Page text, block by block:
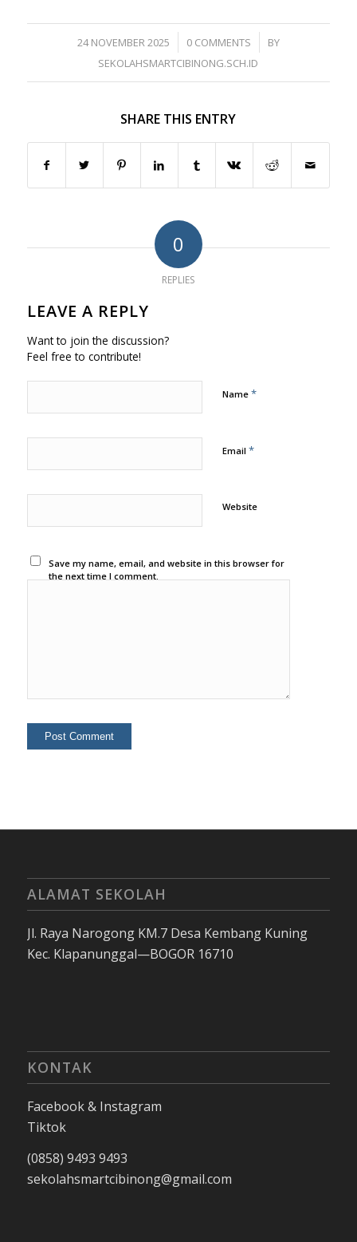
24 NOVEMBER 2025
/ 0 COMMENTS
/
BY
SEKOLAHSMARTCIBINONG.SCH.ID
SHARE THIS ENTRY
0
REPLIES
LEAVE A REPLY
Want to join the discussion?
Feel free to contribute!
Name *
Email *
Website
Save my name, email, and website in this browser for
the next time I comment.
ALAMAT SEKOLAH
Jl. Raya Narogong KM.7 Desa Kembang Kuning
Kec. Klapanunggal—BOGOR 16710
KONTAK
Facebook & Instagram
Tiktok
(0858) 9493 9493
sekolahsmartcibinong@gmail.com